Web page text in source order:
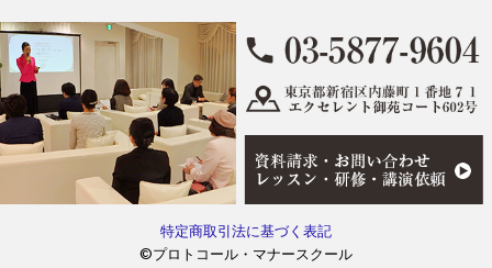
特定商取引法に基づく表記
©プロトコール・マナースクール